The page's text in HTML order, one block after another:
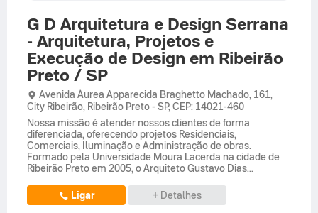
G D Arquitetura e Design Serrana
- Arquitetura, Projetos e
Execução de Design em Ribeirão
Preto / SP
Avenida Áurea Apparecida Braghetto Machado, 161,
City Ribeirão, Ribeirão Preto- SP, CEP: 14021-460
Nossa missão é atender nossos clientes de forma
diferenciada, oferecendo projetos Residenciais,
Comerciais, Iluminação e Administração de obras.
Formado pela Universidade Moura Lacerda na cidade de
Ribeirão Preto em 2005, o Arquiteto Gustavo Dias...
Ligar + Detalhes